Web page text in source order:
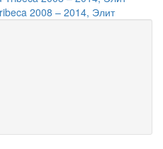
2008 – 2014, Элит